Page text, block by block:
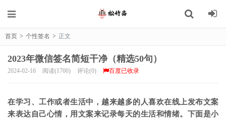
首页 > 个性签名 > 正文
2023年微信签名简短干净（精选50句）
2024-02-16 阅读(1700) 评论(0) 百度已收录
在学习、工作或者生活中，越来越多的人喜欢在线上发布文案
来表达自己心情，用文案来记录每天的生活和情绪。下面是小